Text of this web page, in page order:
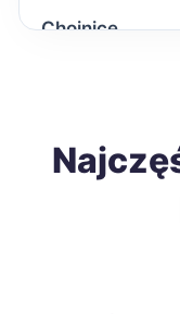
Chojnice
Nysa